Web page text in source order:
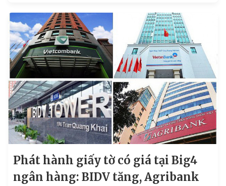
Phát hành giấy tờ có giá tại Big4
ngân hàng: BIDV tăng, Agribank